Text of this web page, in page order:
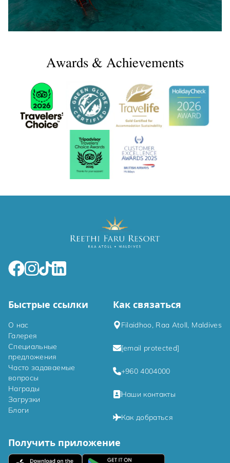
Awards & Achievements
Быстрые ссылки
О нас
Галерея
Специальные
предложения
Часто задаваемые
вопросы
Награды
Загрузки
Блоги
Как связаться
Filaidhoo, Raa Atoll, Maldives
[email protected]
+960 4004000
Наши контакты
Как добраться
Получить приложение